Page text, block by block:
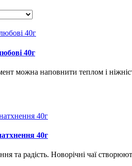
40г
можна наповнити теплом і
40г
та радість. Новорічні чаї